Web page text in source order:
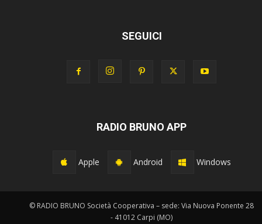
SEGUICI
RADIO BRUNO APP
Apple Android Windows
© RADIO BRUNO Società Cooperativa – sede: Via Nuova Ponente 28
- 41012 Carpi (MO)